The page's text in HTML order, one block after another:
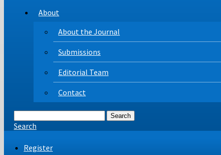
About
About the Journal
Submissions
Editorial Team
Contact
Search
Search
Register